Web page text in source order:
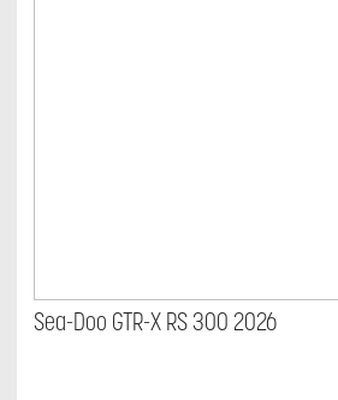
Sea-Doo GTR-X RS 300 2026